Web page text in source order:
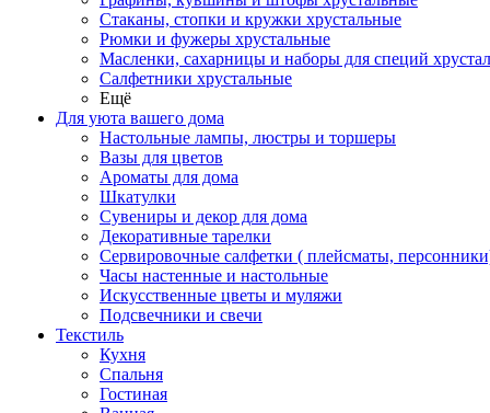
Стаканы, стопки и кружки хрустальные
Рюмки и фужеры хрустальные
Масленки, сахарницы и наборы для специй
Салфетники хрустальные
Ещё
Для уюта вашего дома
Настольные лампы, люстры и торшеры
Вазы для цветов
Ароматы для дома
Шкатулки
Сувениры и декор для дома
Декоративные тарелки
Сервировочные салфетки ( плейсматы,
Часы настенные и настольные
Искусственные цветы и муляжи
Подсвечники и свечи
Текстиль
Кухня
Спальня
Гостиная